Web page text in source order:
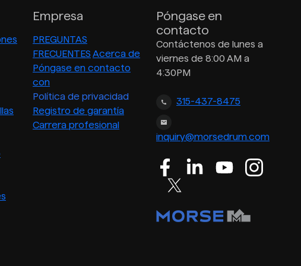
Empresa
PREGUNTAS
FRECUENTES Acerca de
Póngase en contacto
con
Política de privacidad
Registro de garantía
Carrera profesional
Póngase en
contacto
Contáctenos de lunes a
viernes de 8:00 AM a
4:30PM
315-437-8475
inquiry@morsedrum.com